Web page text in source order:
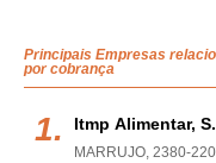
Principais Empresas
por cobrança
Itmp Alimentar,
MARRUJO, 2380-220